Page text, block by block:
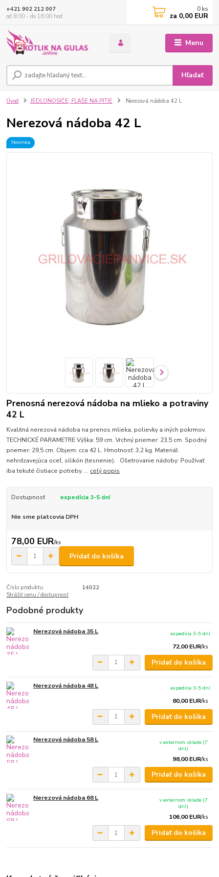
Menu
Hľadať
+421 902 212 007
od 8:00 - do 16:00 hod
0 ks
za 0,00 EUR
Úvod JEDLONOSIČE, FLAŠE NA PITIE Nerezová nádoba 42 L
Nerezová nádoba 42 L
Novinka
Prenosná nerezová nádoba na mlieko a potraviny
42 L
Kvalitná nerezová nádoba na prenos mlieka, polievky a iných pokrmov.
TECHNICKÉ PARAMETRE Výška: 59 cm. Vrchný priemer: 23,5 cm. Spodný
priemer: 29,5 cm. Objem: cca 42 L. Hmotnosť: 3,2 kg. Materiál:
nehrdzavejúca oceľ, silikón (tesnenie). Ošetrovanie nádoby: Používať
iba tekuté čistiace potreby. ... celý popis
Dostupnosť expedícia 3-5 dní
Nie sme platcovia DPH
78,00 EUR/ks
Pridať do košíka
Číslo produktu:
14022
Strážiť cenu / dostupnosť
Podobné produkty
Nerezová nádoba 35 L
72,00 EUR/ks
expedícia 3-5 dní
Pridať do košíka
Nerezová nádoba 48 L
80,00 EUR/ks
expedícia 3-5 dní
Pridať do košíka
Nerezová nádoba 58 L
98,00 EUR/ks
v externom sklade (7
dní)
Pridať do košíka
Nerezová nádoba 68 L
106,00 EUR/ks
v externom sklade (7
dní)
Pridať do košíka